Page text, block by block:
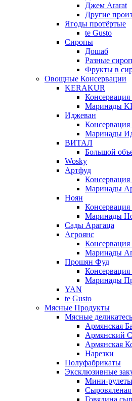
Джем Ararat
Другие
Ягоды протёртые
te Gusto
Сиропы
Дошаб
Разные
Фрукты в
Овощные Консервации
KERAKUR
Маринады
Иджеван
Маринады
ВИТАЛ
Большой
Wosky
Артфуд
Маринады
Ноян
Маринады
Сады Арагаца
Агроянс
Маринады
Прошян Фуд
Маринады
YAN
te Gusto
Мясные Продукты
Мясные
Армянская
Армянский
Армянская
Нарезки
Полуфабрикаты
Эксклюзивные
Мини-рулеты
Сыровяленая
Говядина